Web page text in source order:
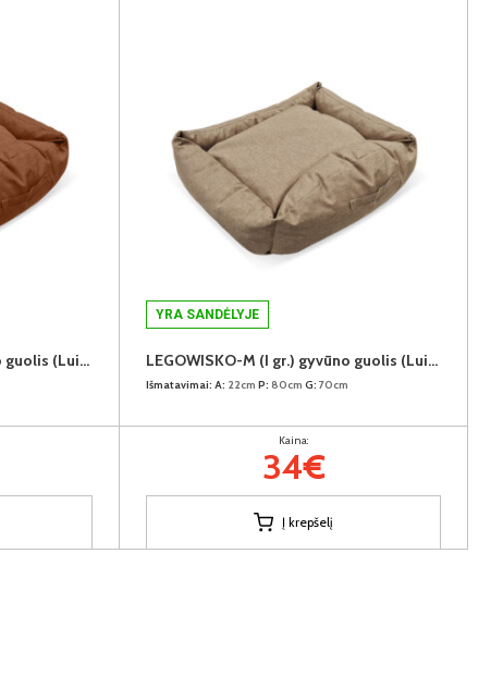
LEGOWISKO-M (I gr.) gyvūno guolis (Luizjana-04)
YRA SANDĖLYJE
LEGOWISKO-M (I gr.) gyvūno guolis (Luizjana-11)
Išmatavimai: A: 22cm P: 80cm G: 70cm
Kaina:
34€
Į krepšelį